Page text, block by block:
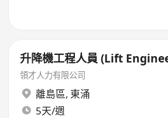
升降機工程人員 (Lift
領才人力有限公司
離島區, 東涌
5天/週